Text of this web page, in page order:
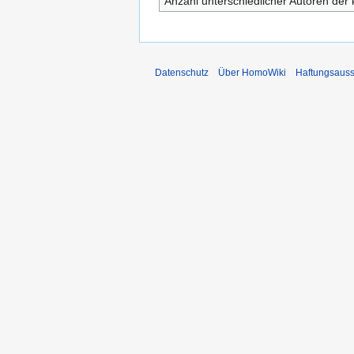
Datenschutz Über HomoWiki